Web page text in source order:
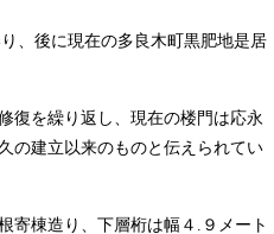
、後に現在の多良木町黒肥地是居
復を繰り返し、現在の楼門は応永
の建立以来のものと伝えられてい
寄棟造り、下層桁は幅４.９メート